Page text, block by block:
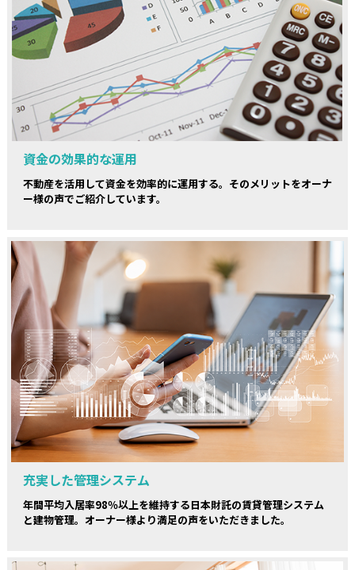
資金の効果的な運用
不動産を活用して資金を効率的に運用する。そのメリットをオーナ
ー様の声でご紹介しています。
充実した管理システム
年間平均入居率98％以上を維持する日本財託の賃貸管理システム
と建物管理。オーナー様より満足の声をいただきました。